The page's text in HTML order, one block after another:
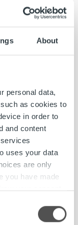
About
personal data,
as cookies to
in order to
and content
uses your data
are only
you have made
your consent
hallinnoidaan
Trust
liittyvän
ja
,
ja